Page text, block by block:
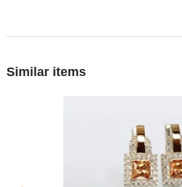
Similar items